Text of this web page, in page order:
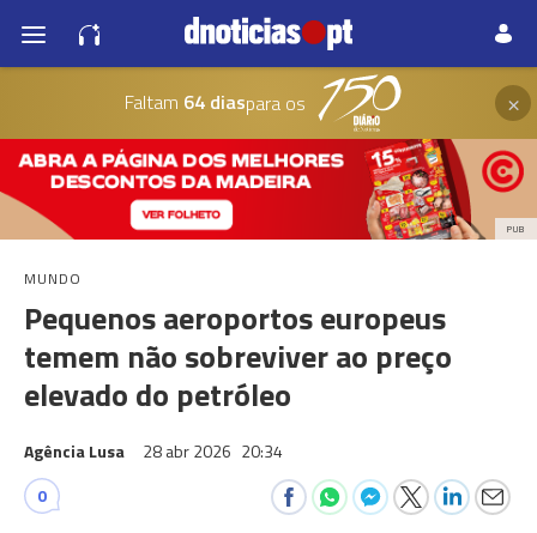
Faltam 64 diaspara os ×
PUB
MUNDO
Pequenos aeroportos europeus
temem não sobreviver ao preço
elevado do petróleo
Agência Lusa 28 abr 2026 20:34
0